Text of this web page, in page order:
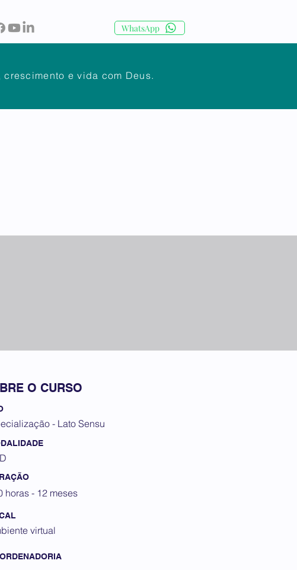
WhatsApp
crescimento e vida com Deus.
O CURSO
- Lato Sensu
horas - 12 meses
virtual